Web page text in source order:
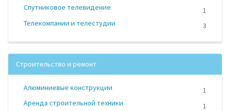
Спутниковое телевидение
1
Телекомпании и телестудии
3
Строительство и ремонт
Алюминиевые конструкции
1
Аренда строительной техники
1